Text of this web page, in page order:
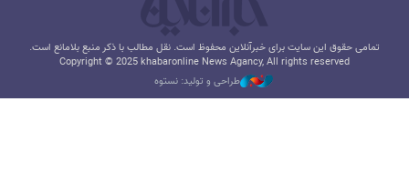
تمامی حقوق این سایت برای خبرآنلاین محفوظ است. نقل مطالب با ذکر منبع بلامانع است.
Copyright © 2025 khabaronline News Agancy, All rights reserved
طراحی و تولید: نستوه